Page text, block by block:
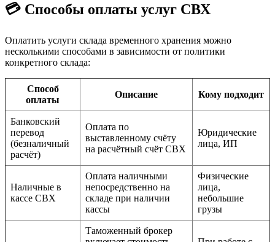
💳 Способы оплаты услуг СВХ
Оплатить услуги склада временного хранения можно
несколькими способами в зависимости от политики
конкретного склада:
Способ
оплаты
Описание Кому подходит
Банковский
перевод
(безналичный
расчёт)
Оплата по
выставленному счёту
на расчётный счёт СВХ
Юридические
лица, ИП
Наличные в
кассе СВХ
Оплата наличными
непосредственно на
складе при наличии
кассы
Физические
лица,
небольшие
грузы
Таможенный брокер